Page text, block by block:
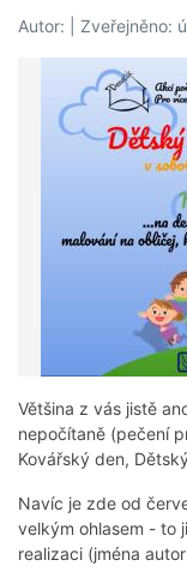
Autor: | Zveřejněno:
Většina z vás jistě
nepočítaně (pečení
Kovářský den,
Navíc je zde od
velkým ohlasem - to
realizaci (jména